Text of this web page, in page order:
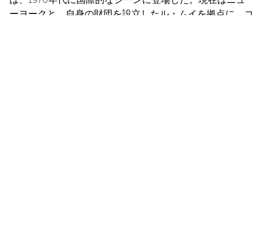
ーヨークと、自身の財団を設立したル・ムイを拠点に、コ